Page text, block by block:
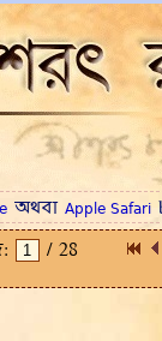
অথবা Apple Safari
/ 28